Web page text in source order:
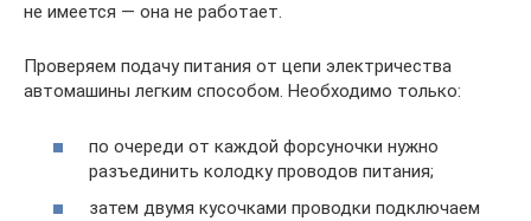
не имеется — она не работает.
Проверяем подачу питания от цепи электричества
автомашины легким способом. Необходимо только:
по очереди от каждой форсуночки нужно
разъединить колодку проводов питания;
затем двумя кусочками проводки подключаем